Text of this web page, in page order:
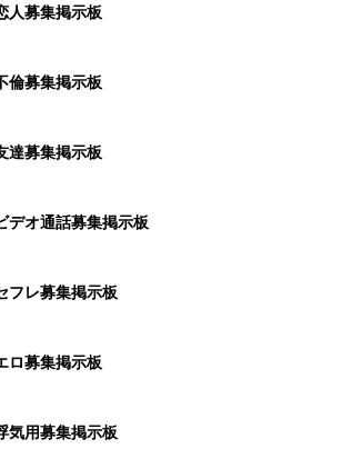
人募集掲示板
倫募集掲示板
達募集掲示板
デオ通話募集掲示板
フレ募集掲示板
ロ募集掲示板
気用募集掲示板